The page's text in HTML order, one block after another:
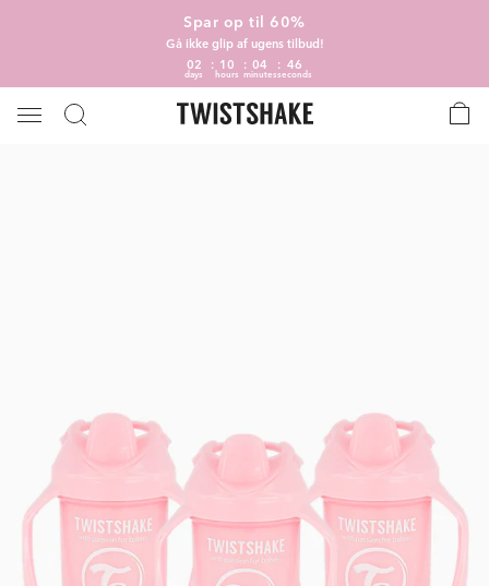
Spar op til 60%
Gå ikke glip af ugens tilbud!
02
days
10
hours
04
minutes
46
seconds